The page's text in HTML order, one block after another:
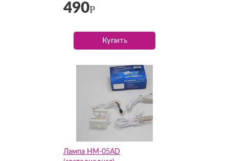
490Р
Купить
Лампа HM-05AD